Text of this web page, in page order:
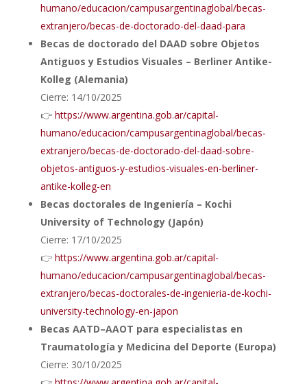
humano/educacion/campusargentinaglobal/becas-
extranjero/becas-de-doctorado-del-daad-para
Becas de doctorado del DAAD sobre Objetos
Antiguos y Estudios Visuales – Berliner Antike-
Kolleg (Alemania)
Cierre: 14/10/2025
👉 https://www.argentina.gob.ar/capital-
humano/educacion/campusargentinaglobal/becas-
extranjero/becas-de-doctorado-del-daad-sobre-
objetos-antiguos-y-estudios-visuales-en-berliner-
antike-kolleg-en
Becas doctorales de Ingeniería – Kochi
University of Technology (Japón)
Cierre: 17/10/2025
👉 https://www.argentina.gob.ar/capital-
humano/educacion/campusargentinaglobal/becas-
extranjero/becas-doctorales-de-ingenieria-de-kochi-
university-technology-en-japon
Becas AATD–AAOT para especialistas en
Traumatología y Medicina del Deporte (Europa)
Cierre: 30/10/2025